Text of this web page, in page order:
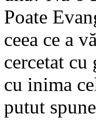
Poate
ceea ce a
cercetat cu
cu inima
putut